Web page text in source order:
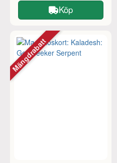
Köp
Mängdrabatt